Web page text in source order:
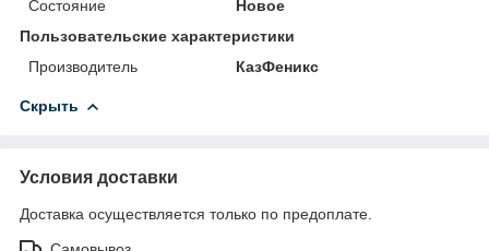
Состояние
Новое
Пользовательские характеристики
Производитель
КазФеникс
Скрыть
Условия доставки
Доставка осуществляется только по предоплате.